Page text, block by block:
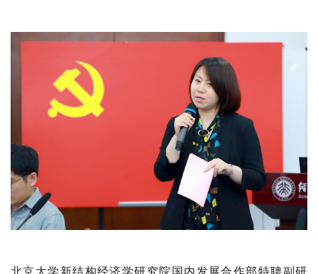
北京大学新结构经济学研究院国内发展合作部特聘副研